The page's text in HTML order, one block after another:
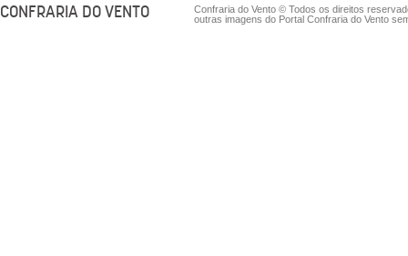
CONFRARIA DO VENTO
Confraria do Vento © Todos os direitos
outras imagens do Portal Confraria do Vento